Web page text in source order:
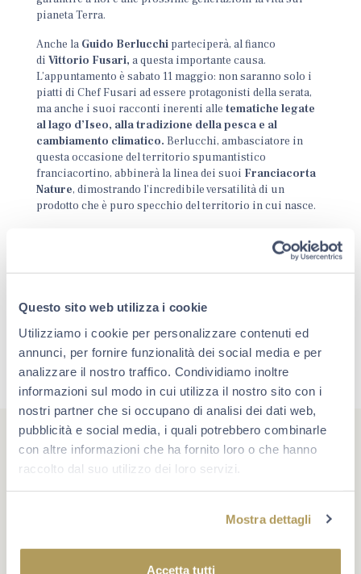
Questo sito web utilizza i cookie
Utilizziamo i cookie per personalizzare contenuti ed
annunci, per fornire funzionalità dei social media e per
analizzare il nostro traffico. Condividiamo inoltre
informazioni sul modo in cui utilizza il nostro sito con i
nostri partner che si occupano di analisi dei dati web,
pubblicità e social media, i quali potrebbero combinarle
con altre informazioni che ha fornito loro o che hanno
raccolto dal suo utilizzo dei loro servizi.
Mostra dettagli
Accetta tutti
pianeta Terra.
Anche la Guido Berlucchi parteciperà, al fianco
diVittorio Fusari, a questa importante causa.
L’appuntamento è sabato 11 maggio: non saranno solo i
piatti di Chef Fusari ad essere protagonisti della serata,
ma anche i suoi racconti inerenti alletematiche legate
al lago d’Iseo, alla tradizione della pesca e al
cambiamento climatico.Berlucchi, ambasciatore in
questa occasione del territorio spumantistico
franciacortino, abbinerà la linea dei suoi Franciacorta
Nature, dimostrando l’incredibile versatilità di un
prodotto che è puro specchio del territorio in cui nasce.
oppure un traguardo. Più spesso è la compagnia giusta e
la voglia di star bene insieme. Scopri Berlucchi sui